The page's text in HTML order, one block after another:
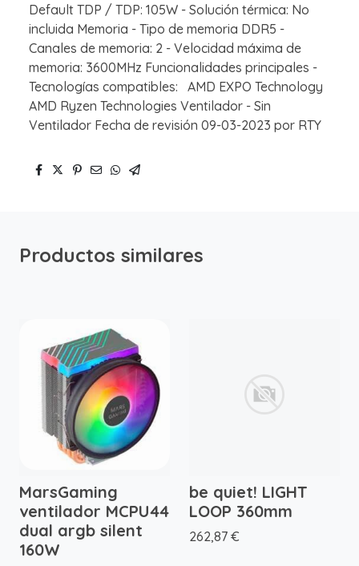
Default TDP / TDP: 105W - Solución térmica: No
incluida Memoria - Tipo de memoria DDR5 -
Canales de memoria: 2 - Velocidad máxima de
memoria: 3600MHz Funcionalidades principales -
Tecnologías compatibles: AMD EXPO Technology
AMD Ryzen Technologies Ventilador - Sin
Ventilador Fecha de revisión 09-03-2023 por RTY
Productos similares
MarsGaming
ventilador MCPU44
dual argb silent
160W
be quiet! LIGHT
LOOP 360mm
262,87 €